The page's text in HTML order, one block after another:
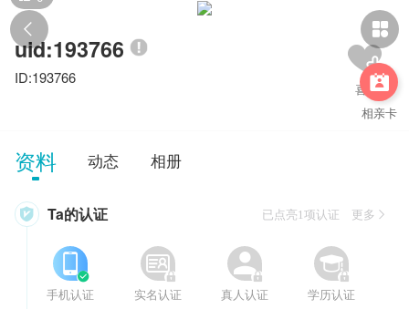
 

相亲卡
uid:193766
ID:193766
资料 动态 相册
 Ta的认证 已点亮1项认证 更多

手机认证


实名认证


真人认证


学历认证